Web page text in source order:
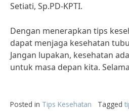
Setiati, Sp.PD-KPTI.
Dengan menerapkan tips
dapat menjaga kesehatan
Jangan lupakan, kesehatan
untuk masa depan kita.
Posted in Tips Kesehatan Tagged